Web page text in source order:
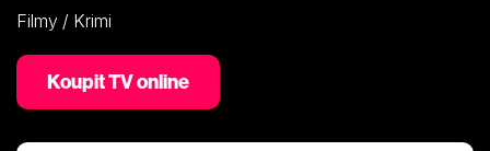
Filmy / Krimi
Koupit TV online